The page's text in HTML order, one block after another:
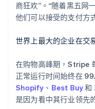
商狂欢”。“随着黑五网
他们可以接受的支付方
世界上最大的企业在交
在购物高峰期，Stripe
正常运行时间始终在
Shopify 、 Best Buy和
是因为看中其行业领先
阿联酋
English
English
爱沙尼亚
English
奥地利
DeutschEnglish